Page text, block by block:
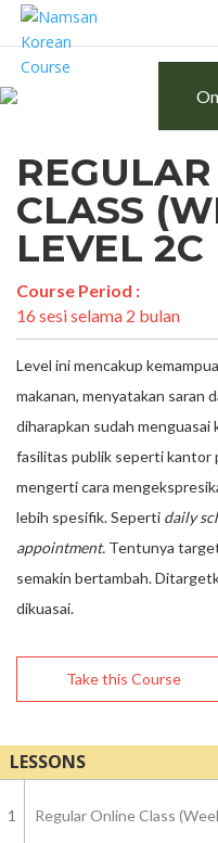
CLASS
LEVEL 2C
Course Period :
16 sesi selama 2 bulan
Level ini mencakup
makanan, menyatakan saran
diharapkan sudah menguasai
fasilitas publik seperti kantor
mengerti cara
lebih spesifik. Seperti daily
appointment. Tentunya
semakin bertambah.
dikuasai.
Take this Course
LESSONS
1 Regular Online Class